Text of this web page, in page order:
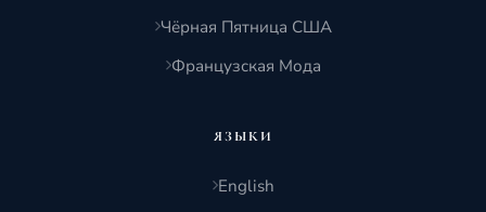
Чёрная Пятница США
Французская Мода
ЯЗЫКИ
English